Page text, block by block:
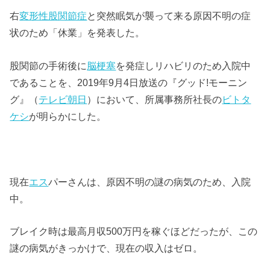
右変形性股関節症と突然眠気が襲って来る原因不明の症
状のため「休業」を発表した。
股関節の手術後に 脳梗塞を発症しリハビリのため入院中
であることを、2019年9月4日放送の『グッド!モーニン
グ』（テレビ朝日 ）において、所属事務所社長のビトタ
ケシが明らかにした。
現在エス パーさんは、原因不明の謎の病気のため、入院
中。
ブレイク時は最高月収500万円を稼ぐほどだったが、この
謎の病気がきっかけで、現在の収入はゼロ。